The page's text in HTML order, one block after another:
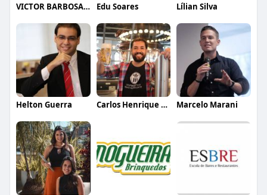
VICTOR BARBOSA QUARANTA Edu Soares Lílian Silva
Helton Guerra Carlos Henrique de Faria Vasconcelos Marcelo Marani